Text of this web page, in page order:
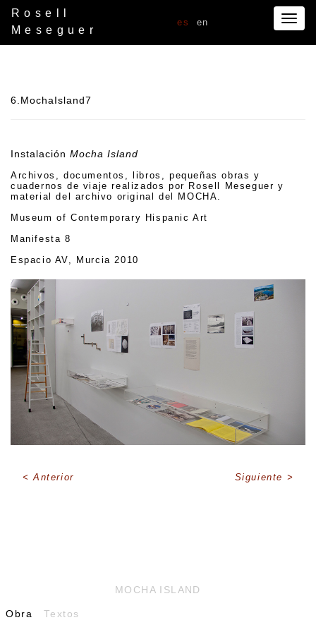
Rosell
Meseguer
es en
MOCHA ISLAND
Obra Textos
6.MochaIsland7
Instalación Mocha Island
Archivos, documentos, libros, pequeñas obras y
cuadernos de viaje realizados por Rosell Meseguer y
material del archivo original del MOCHA.
Museum of Contemporary Hispanic Art
Manifesta 8
Espacio AV, Murcia 2010
Anterior Siguiente